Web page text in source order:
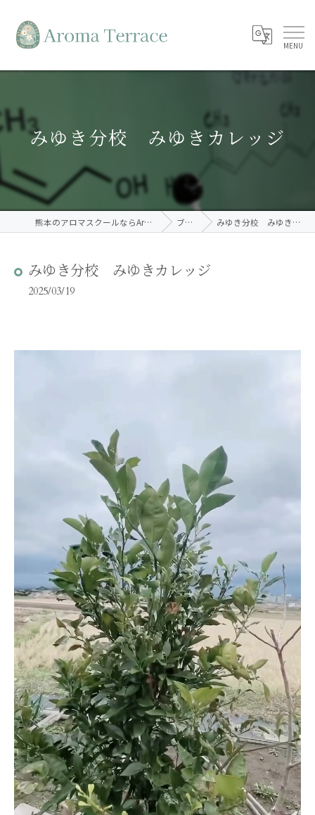
みゆき分校 みゆきカレッジ
熊本のアロマスクールならAroma Terrace ブログ みゆき分校 みゆきカレッジ
みゆき分校 みゆきカレッジ
2025/03/19